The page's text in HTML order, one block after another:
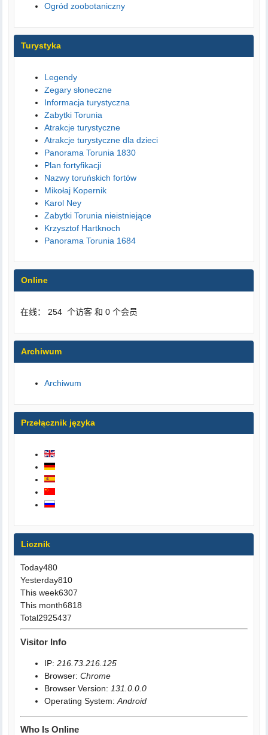
Ogród zoobotaniczny
Turystyka
Legendy
Zegary słoneczne
Informacja turystyczna
Zabytki Torunia
Atrakcje turystyczne
Atrakcje turystyczne dla dzieci
Panorama Torunia 1830
Plan fortyfikacji
Nazwy toruńskich fortów
Mikołaj Kopernik
Karol Ney
Zabytki Torunia nieistniejące
Krzysztof Hartknoch
Panorama Torunia 1684
Online
在线： 254 个访客 和 0 个会员
Archiwum
Archiwum
Przełącznik języka
Licznik
Today480
Yesterday810
This week6307
This month6818
Total2925437
Visitor Info
IP:216.73.216.125
Browser:Chrome
Browser Version: 131.0.0.0
Operating System:Android
Who Is Online